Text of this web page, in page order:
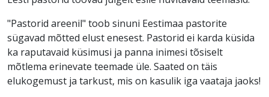
"Pastorid areenil" toob sinuni Eestimaa pastorite
sügavad mõtted elust enesest. Pastorid ei karda küsida
ka raputavaid küsimusi ja panna inimesi tõsiselt
mõtlema erinevate teemade üle. Saated on täis
elukogemust ja tarkust, mis on kasulik iga vaataja jaoks!